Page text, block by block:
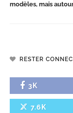
modèles, mais
RESTER
3K
7.6K